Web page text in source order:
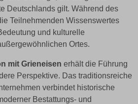
Deutschlands gilt. Während des
Teilnehmenden Wissenswertes
und kulturelle
Ortes.
mit Grieneisen erhält die Führung
Perspektive. Das traditionsreiche
verbindet historische
Bestattungs- und